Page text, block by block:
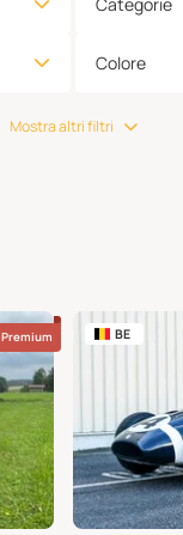
Categorie
Colore
Mostra altri filtri
Premium BE